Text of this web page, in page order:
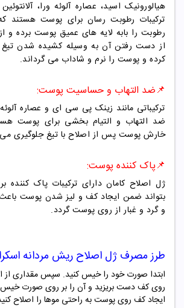
هیالورونیک اسید، عصاره آلوئه ورا،
ترکیبات رطوبت رسان برای پوست هستند
رطوبت را بابه لایه های عمیق پوست برده و
از دست رفتن آن به وسیله کشیده شدن
کرده و پوست را نرم و شاداب می گرداند.
📌ضد التهاب و حساسیت پوست:
ترکیباتی مانند زینک پی سی ای و عصاره
ضد التهاب و التیام بخشی برای پوست
خارش پوست پس از اصلاح با تیغ جلوگیری می
📌پاک کننده پوست:
ژل اصلاح کامان دارای ترکیبات پاک
بتواند ضمن ایجاد کف و لیز شدن پوست باعث
و گرد و غبار از روی پوست گردد.
طرز مصرف ژل اصلاح ریش مردانه
ابتدا صورت خود را خیس کنید. سپس مقداری از
روی کف دست بریزید و آن را بر روی صورت خیس
ایجاد کف روی پوست به راحتی موها را اصلاح